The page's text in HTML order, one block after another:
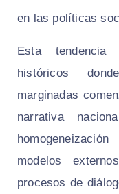
en las políticas
Esta
históricos
marginadas
narrativa
modelos
procesos de